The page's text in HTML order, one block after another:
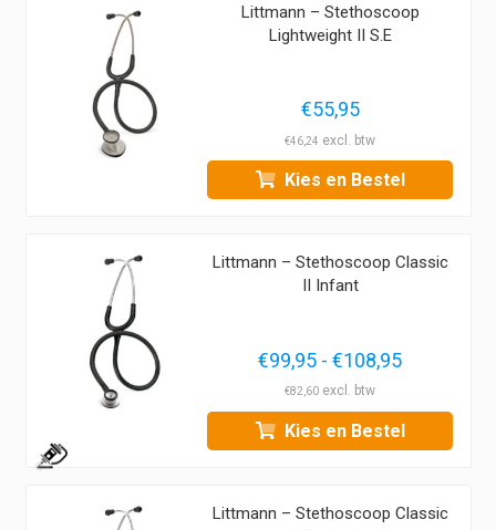
Littmann – Stethoscoop
Lightweight II S.E
€55,95
€46,24
Kies en Bestel
1
Littmann – Stethoscoop Classic
II Infant
€99,95 - €108,95
tot
€108,95
€82,60
Kies en Bestel
Littmann – Stethoscoop Classic